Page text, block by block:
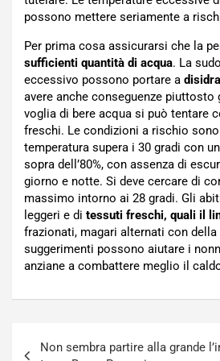
possono mettere seriamente a
Per prima cosa assicurarsi che la
sufficienti quantità di acqua. La
eccessivo possono portare a
avere anche conseguenze piuttosto
voglia di bere acqua si può tentare
freschi. Le condizioni a rischio
temperatura supera i 30 gradi con
sopra dell’80%, con assenza di
giorno e notte. Si deve cercare di
massimo intorno ai 28 gradi. Gli
leggeri e di tessuti freschi, quali il
frazionati, magari alternati con
suggerimenti possono aiutare i
anziane a combattere meglio il
Non sembra partire alla grande